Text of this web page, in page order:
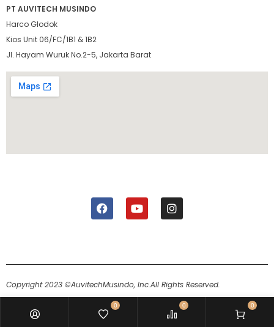
PT AUVITECH MUSINDO
Harco Glodok
Kios Unit 06/FC/1B1 & 1B2
Jl. Hayam Wuruk No.2-5, Jakarta Barat
Copyright 2023 ©AuvitechMusindo, Inc.All Rights Reserved.
0 0 0